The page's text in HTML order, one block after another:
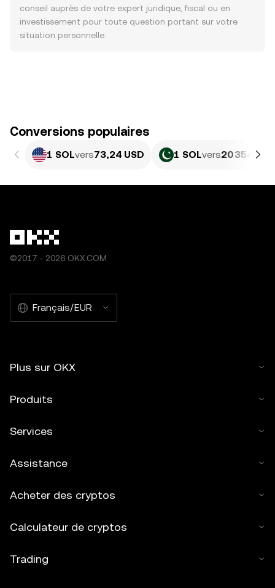
conseil auprès de votre expert juridique, fiscal ou en
investissement pour toute question portant sur votre
situation personnelle.
Conversions populaires
1 SOLvers73,24 USD 1 SOLvers20 354,84
©2017 - 2026 OKX.COM
Français/EUR
Plus sur OKX
Produits
Services
Assistance
Acheter des cryptos
Calculateur de cryptos
Trading